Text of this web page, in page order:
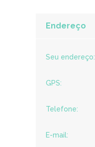
Endereço
Seu endereço:
GPS:
Telefone:
E-mail: